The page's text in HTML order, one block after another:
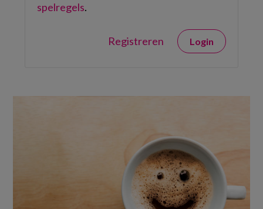
spelregels.
Registreren Login